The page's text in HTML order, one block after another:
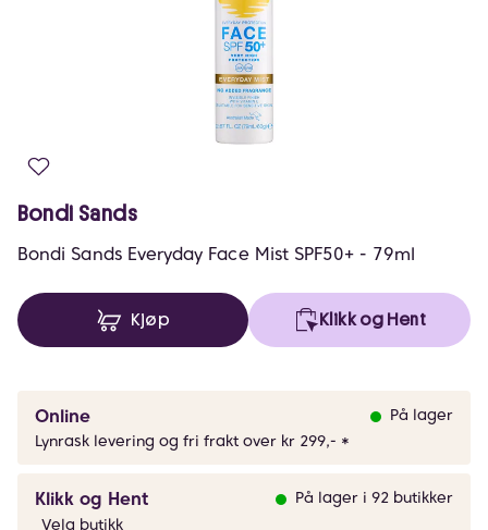
Bondi Sands
Bondi Sands Everyday Face Mist SPF50+ - 79ml
Kjøp Klikk og Hent
Online
På lager
Lynrask levering og fri frakt over kr 299,- *
Klikk og Hent
På lager i 92 butikker
Velg butikk